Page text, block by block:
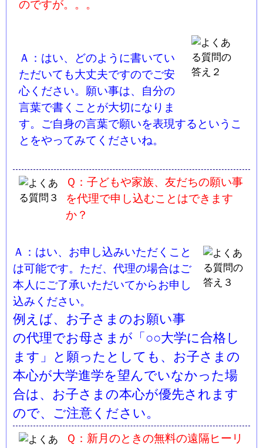
のですが。。。
Ａ：はい、どのように書いてい
ただいても大丈夫ですのでご安
心ください。願い事は、自分の
言葉で書くことが大切になりま
す。ご自身の言葉で願いを表現するというこ
とをやってみてくださいね。
Ｑ：子どもや家族、友だちの願い事
を代理で申し込むことはできます
か？
Ａ：はい、お申し込みいただくこと
は可能です。ただ、代理の場合はご
本人にご了承いただいてからお申し
込みください。
例えば、お子さまのお願い事
の代理でお母さまが「○○大学に合格し
ます」と願ったとしても、お子さまの
本心が大学進学を望んでいなかった場
合は、お子さまの本心が優先されます
ので、ご注意ください。
Ｑ：新月のときの無料の遠隔ヒーリ